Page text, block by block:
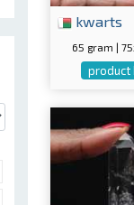
kwarts
65 gram |
product